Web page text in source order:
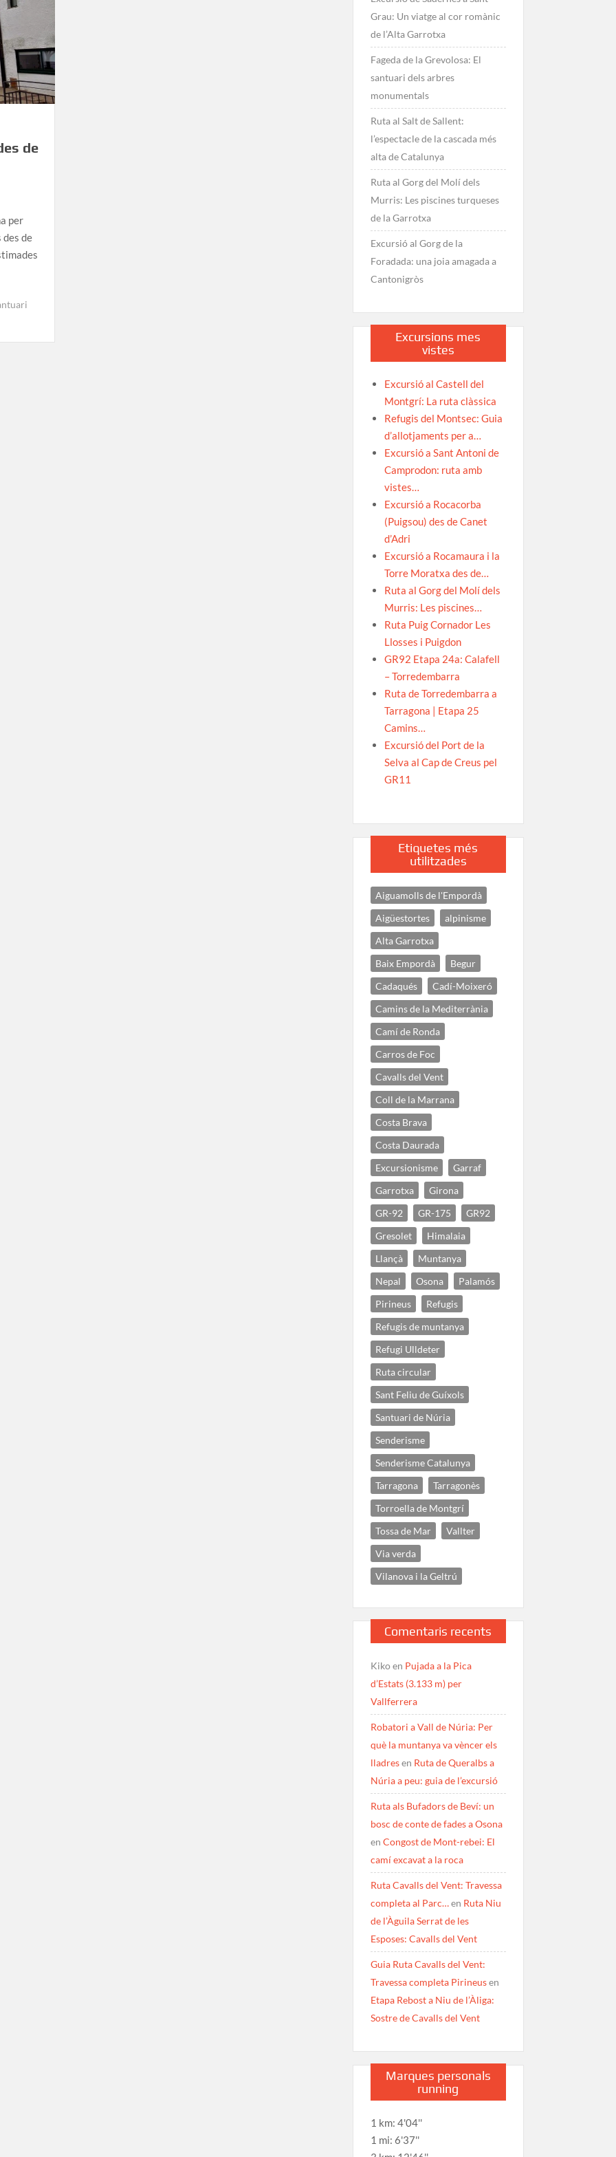
de
per
des de
Grau: Un viatge al cor romànic
de l’Alta Garrotxa
Fageda de la Grevolosa: El
santuari dels arbres
monumentals
Ruta al Salt de Sallent:
l’espectacle de la cascada més
alta de Catalunya
Ruta al Gorg del Molí dels
Murris: Les piscines turqueses
de la Garrotxa
Excursió al Gorg de la
Foradada: una joia amagada a
Cantonigròs
Excursions mes
vistes
Excursió al Castell del
Montgrí: La ruta clàssica
Refugis del Montsec: Guia
d’allotjaments per a…
Excursió a Sant Antoni de
Camprodon: ruta amb
vistes…
Excursió a Rocacorba
(Puigsou) des de Canet
d’Adri
Excursió a Rocamaura i la
Torre Moratxa des de…
Ruta al Gorg del Molí dels
Murris: Les piscines…
Ruta Puig Cornador Les
Llosses i Puigdon
GR92 Etapa 24a: Calafell
– Torredembarra
Ruta de Torredembarra a
Tarragona | Etapa 25
Camins…
Excursió del Port de la
Selva al Cap de Creus pel
GR11
Etiquetes més
utilitzades
Aiguamolls de l'Empordà
Aigüestortes
alpinisme
Alta Garrotxa
Baix Empordà
Begur
Cadaqués
Cadí-Moixeró
Camins de la Mediterrània
Camí de Ronda
Carros de Foc
Cavalls del Vent
Coll de la Marrana
Costa Brava
Costa Daurada
Excursionisme
Garraf
Garrotxa
Girona
GR-92
GR-175
GR92
Gresolet
Himalaia
Llançà
Muntanya
Nepal
Osona
Palamós
Pirineus
Refugis
Refugis de muntanya
Refugi Ulldeter
Ruta circular
Sant Feliu de Guíxols
Santuari de Núria
Senderisme
Senderisme Catalunya
Tarragona
Tarragonès
Torroella de Montgrí
Tossa de Mar
Vallter
Via verda
Vilanova i la Geltrú
Comentaris recents
Kikoen Pujada a la Pica
d’Estats (3.133 m) per
Vallferrera
Robatori a Vall de Núria: Per
què la muntanya va vèncer els
lladresen Ruta de Queralbs a
Núria a peu: guia de l’excursió
Ruta als Bufadors de Beví: un
bosc de conte de fades a Osona
en Congost de Mont-rebei: El
camí excavat a la roca
Ruta Cavalls del Vent: Travessa
completa al Parc…en Ruta Niu
de l’Àguila Serrat de les
Esposes: Cavalls del Vent
Guia Ruta Cavalls del Vent:
Travessa completa Pirineusen
Etapa Rebost a Niu de l’Àliga:
Sostre de Cavalls del Vent
Marques personals
running
1 km: 4'04''
1 mi: 6'37''